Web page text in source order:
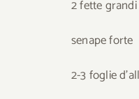
2 fette
senape forte
2-3 foglie